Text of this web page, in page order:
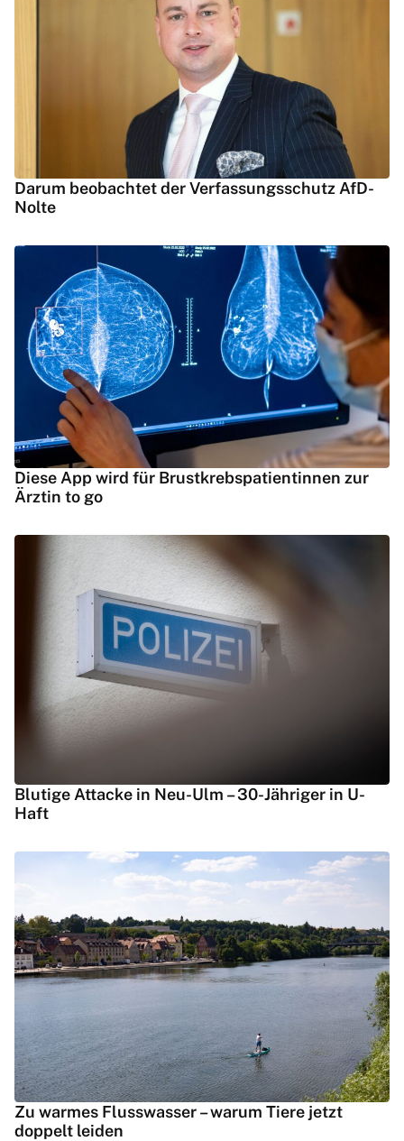
Darum beobachtet der Verfassungsschutz AfD-
Nolte
Diese App wird für Brustkrebspatientinnen zur
Ärztin to go
Blutige Attacke in Neu-Ulm – 30-Jähriger in U-
Haft
Zu warmes Flusswasser – warum Tiere jetzt
doppelt leiden